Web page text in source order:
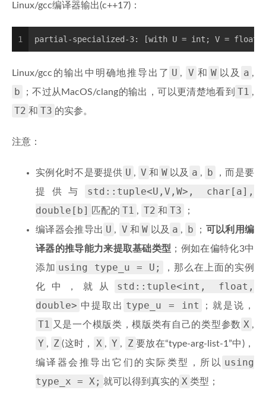
Linux/gcc编译器输出(c++17)：
1 partial-specialized-3: [with U = int; V = float;
Linux/gcc的输出中明确地推导出了 U , V 和 W 以及 a ,
b ；不过从MacOS/clang的输出，可以更清楚地看到 T1 ,
T2 和 T3 的实参。
注意：
实例化时不是要提供 U , V 和 W 以及 a , b
，而是要
提供与
std::tuple<U,V,W>, char[a],
double[b]
匹配的 T1 , T2 和 T3
；
编译器会推导出 U , V 和 W 以及 a , b ；
可以利用编
译器的推导能力来提取基础类型 ；例如在偏特化3中
添加 using type_u = U;
，那么在上面的实例
化中，就从
std::tuple<int, float,
double> 中提取出 type_u = int ；就是说，
T1 又是一个模版类，模版类有自己的类型参数 X ,
Y , Z (这时， X , Y , Z 要放在“type-arg-list-1”中)，
编译器会推导出它们的实际类型，所以 using
type_x = X; 就可以得到真实的 X 类型；